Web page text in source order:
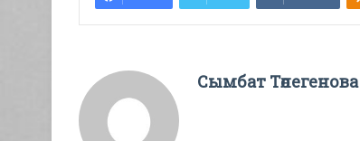
Сымбат Төлегенова